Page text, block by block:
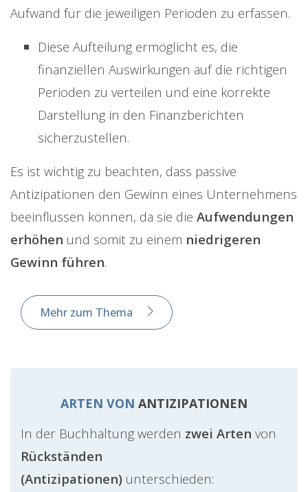
Aufwand für die jeweiligen Perioden zu erfassen.
Diese Aufteilung ermöglicht es, die
finanziellen Auswirkungen auf die richtigen
Perioden zu verteilen und eine korrekte
Darstellung in den Finanzberichten
sicherzustellen.
Es ist wichtig zu beachten, dass passive
Antizipationen den Gewinn eines Unternehmens
beeinflussen können, da sie die Aufwendungen
erhöhen und somit zu einem niedrigeren
Gewinn führen.
Mehr zum Thema
ARTEN VON ANTIZIPATIONEN
In der Buchhaltung werden zwei Arten von
Rückständen
(Antizipationen) unterschieden: